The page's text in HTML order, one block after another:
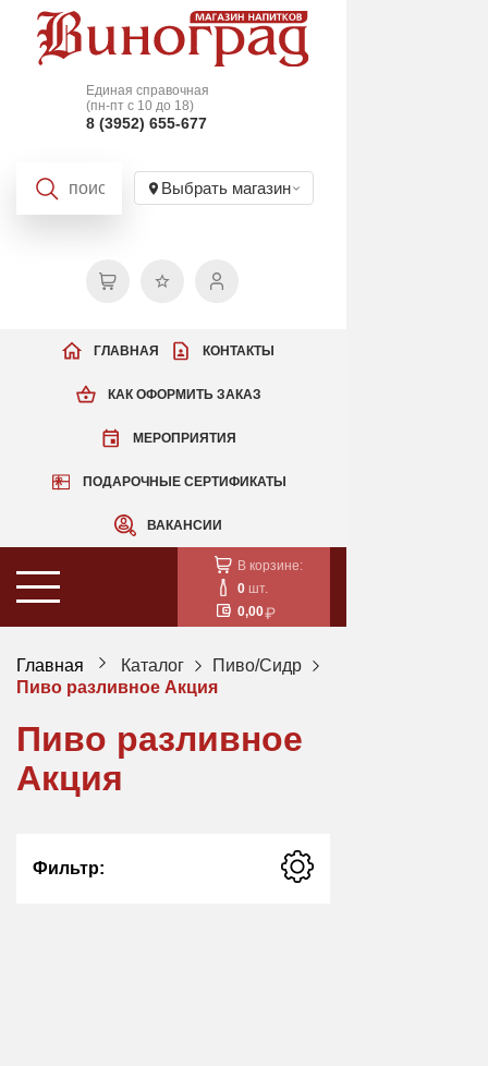
Единая справочная
(пн-пт с 10 до 18)
8 (3952) 655-677
Выбрать магазин
КАК ОФОРМИТЬ ЗАКАЗ
МЕРОПРИЯТИЯ
ПОДАРОЧНЫЕ СЕРТИФИКАТЫ
ВАКАНСИИ
ГЛАВНАЯ КОНТАКТЫ
В корзине:
0 шт.
0,00
Главная Каталог
Пиво/Сидр
Пиво разливное Акция
Пиво разливное
Акция
Фильтр: